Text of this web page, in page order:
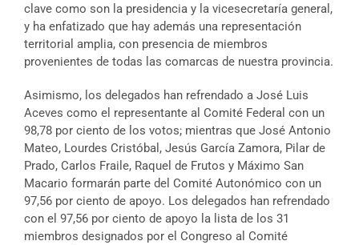
clave como son la presidencia y la vicesecretaría general,
y ha enfatizado que hay además una representación
territorial amplia, con presencia de miembros
provenientes de todas las comarcas de nuestra provincia.
Asimismo, los delegados han refrendado a José Luis
Aceves como el representante al Comité Federal con un
98,78 por ciento de los votos; mientras que José Antonio
Mateo, Lourdes Cristóbal, Jesús García Zamora, Pilar de
Prado, Carlos Fraile, Raquel de Frutos y Máximo San
Macario formarán parte del Comité Autonómico con un
97,56 por ciento de apoyo. Los delegados han refrendado
con el 97,56 por ciento de apoyo la lista de los 31
miembros designados por el Congreso al Comité